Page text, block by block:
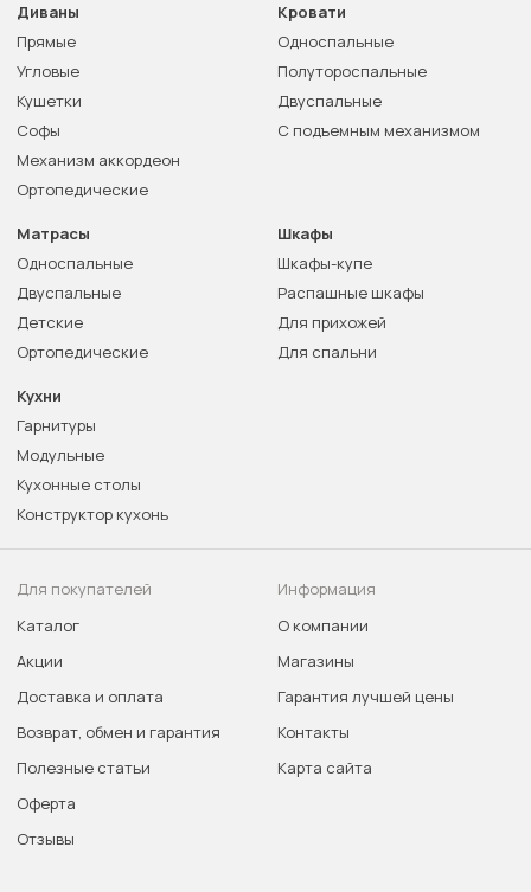
Диваны
Прямые
Угловые
Кушетки
Софы
Механизм аккордеон
Ортопедические
Кровати
Односпальные
Полутороспальные
Двуспальные
С подъемным механизмом
Матрасы
Односпальные
Двуспальные
Детские
Ортопедические
Шкафы
Шкафы-купе
Распашные шкафы
Для прихожей
Для спальни
Кухни
Гарнитуры
Модульные
Кухонные столы
Конструктор кухонь
Для покупателей
Каталог
Акции
Доставка и оплата
Возврат, обмен и гарантия
Полезные статьи
Оферта
Отзывы
Информация
О компании
Магазины
Гарантия лучшей цены
Контакты
Карта сайта